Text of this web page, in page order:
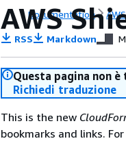
Documentation
AWS
RSS Markdown
Questa pagina non
Richiedi traduzione
This is the new
bookmarks and links.